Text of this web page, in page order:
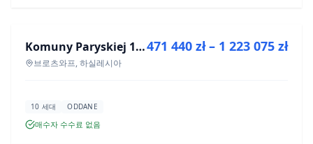
신규 분양 Komuny Paryskiej 19a
브로츠와프, 하실레시아
471 440 zł – 1 223 075 zł
10 세대 ODDANE
매수자 수수료 없음